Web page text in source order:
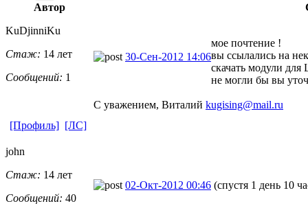
Автор
KuDjinniKu
Стаж: 14 лет
Сообщений: 1
30-Сен-2012 14:06
мое почтение !
вы ссылались на
скачать модули
не могли бы вы
С уважением, Виталий kugising@mail.ru
[Профиль] [ЛС]
john
Стаж: 14 лет
Сообщений: 40
02-Окт-2012 00:46 (спустя 1 день 10